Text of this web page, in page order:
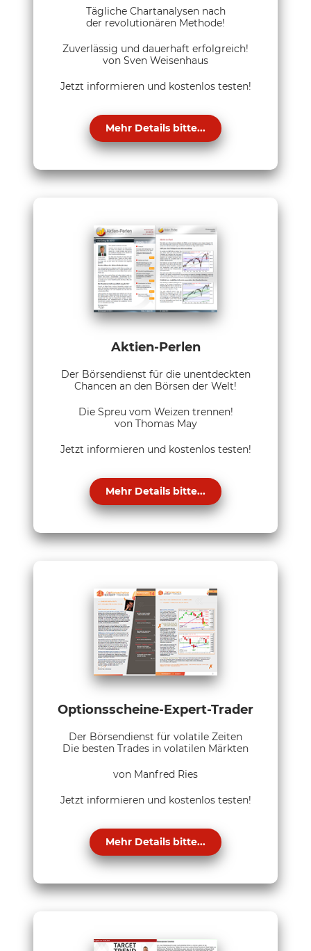
Tägliche Chartanalysen nach
der revolutionären Methode!
Zuverlässig und dauerhaft erfolgreich!
von Sven Weisenhaus
Jetzt informieren und kostenlos testen!
Mehr Details bitte...
Aktien-Perlen
Der Börsendienst für die unentdeckten
Chancen an den Börsen der Welt!
Die Spreu vom Weizen trennen!
von Thomas May
Jetzt informieren und kostenlos testen!
Mehr Details bitte...
Optionsscheine-Expert-Trader
Der Börsendienst für volatile Zeiten
Die besten Trades in volatilen Märkten
von Manfred Ries
Jetzt informieren und kostenlos testen!
Mehr Details bitte...